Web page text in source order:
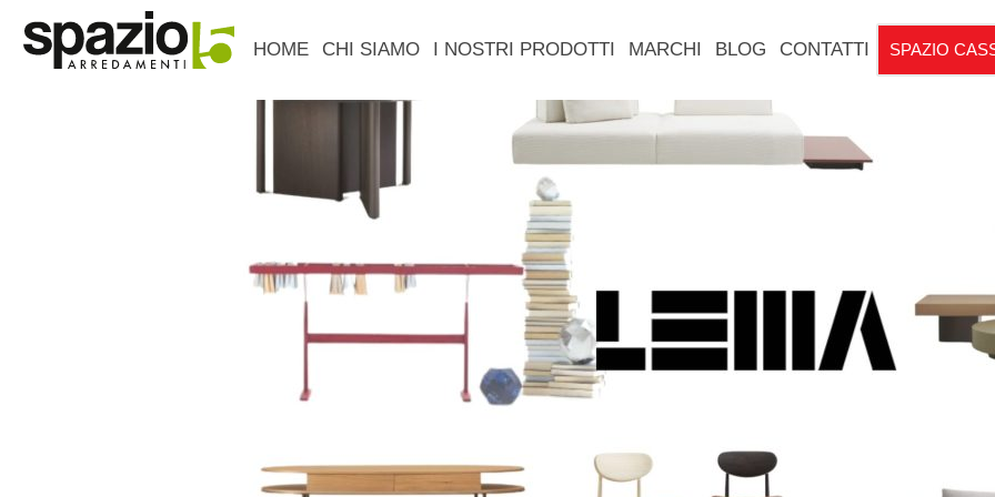
HOME CHI SIAMO I NOSTRI PRODOTTI MARCHI BLOG CONTATTI SPAZIO